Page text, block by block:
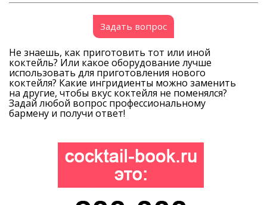
Задать вопрос
Не знаешь, как приготовить тот или иной
коктейль? Или какое оборудование лучше
использовать для приготовления нового
коктейля? Какие ингридиенты можно заменить
на другие, чтобы вкус коктейля не поменялся?
Задай любой вопрос профессиональному
бармену и получи ответ!